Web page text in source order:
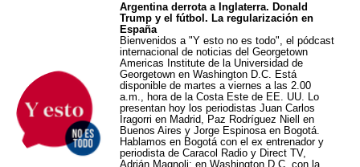
Argentina derrota a Inglaterra. Donald
Trump y el fútbol. La regularización en
España
Bienvenidos a "Y esto no es todo", el pódcast
internacional de noticias del Georgetown
Americas Institute de la Universidad de
Georgetown en Washington D.C. Está
disponible de martes a viernes a las 2.00
a.m., hora de la Costa Este de EE. UU. Lo
presentan hoy los periodistas Juan Carlos
Iragorri en Madrid, Paz Rodríguez Niell en
Buenos Aires y Jorge Espinosa en Bogotá.
Hablamos en Bogotá con el ex entrenador y
periodista de Caracol Radio y Direct TV,
Adrián Magnoli; en Washington D.C. con la